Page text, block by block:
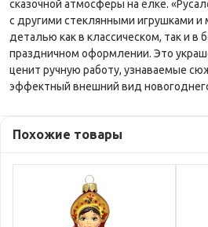
сказочной атмосферы на ёлке.
с другими стеклянными игрушками и
деталью как в классическом, так и в
праздничном оформлении. Это
ценит ручную работу, узнаваемые
эффектный внешний вид
Похожие товары